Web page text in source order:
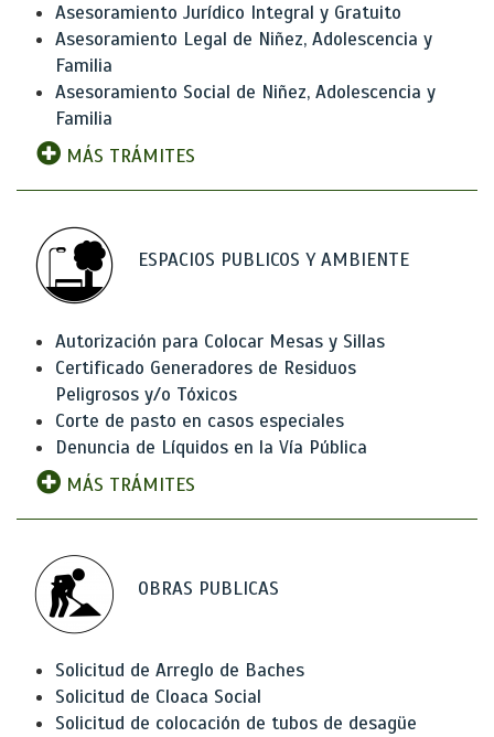
Asesoramiento Jurídico Integral y Gratuito
Asesoramiento Legal de Niñez, Adolescencia y
Familia
Asesoramiento Social de Niñez, Adolescencia y
Familia
MÁS TRÁMITES
ESPACIOS PUBLICOS Y AMBIENTE
Autorización para Colocar Mesas y Sillas
Certificado Generadores de Residuos
Peligrosos y/o Tóxicos
Corte de pasto en casos especiales
Denuncia de Líquidos en la Vía Pública
MÁS TRÁMITES
OBRAS PUBLICAS
Solicitud de Arreglo de Baches
Solicitud de Cloaca Social
Solicitud de colocación de tubos de desagüe